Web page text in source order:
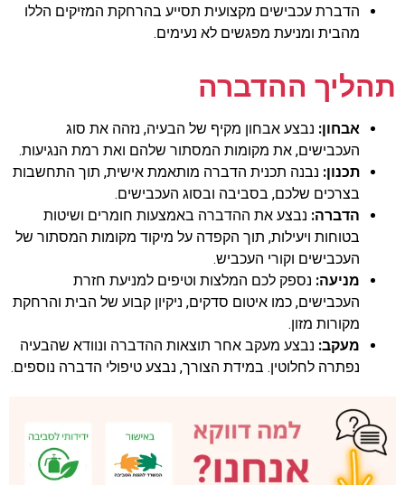
הדברת עכבישים מקצועית תסייע בהרחקת המזיקים הללו
מהבית ומניעת מפגשים לא נעימים.
תהליך ההדברה
אבחון: נבצע אבחון מקיף של הבעיה, נזהה את סוג
העכבישים, את מקומות המסתור שלהם ואת רמת הנגיעות.
תכנון: נבנה תכנית הדברה מותאמת אישית, תוך התחשבות
בצרכים שלכם, בסביבה ובסוג העכבישים.
הדברה: נבצע את ההדברה באמצעות חומרים ושיטות
בטוחות ויעילות, תוך הקפדה על מיקוד מקומות המסתור של
העכבישים וקורי העכביש.
מניעה: נספק לכם המלצות וטיפים למניעת חזרת
העכבישים, כמו איטום סדקים, ניקיון קבוע של הבית והרחקת
מקורות מזון.
מעקב: נבצע מעקב אחר תוצאות ההדברה ונוודא שהבעיה
נפתרה לחלוטין. במידת הצורך, נבצע טיפולי הדברה נוספים.